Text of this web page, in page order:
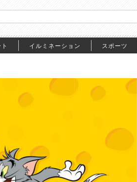
イルミネーション スポーツ